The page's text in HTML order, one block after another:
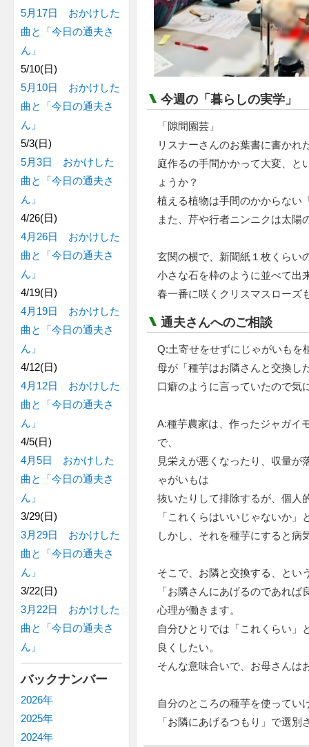
今週の「暮らしの実学」
「隙間園芸」
リスナーさんのお葉書に書かれ
庭作るの手間かかって大変、と
ょうか？
植える植物は手間のかからない
また、芹や行者ニンニクは太陽
玄関の横で、新聞紙１枚くらい
小さな石を枠のように並べて出
春一番に咲くクリスマスローズ
通夫さんへのご相談
Q:土寄せをせずにじゃがいもを
母が「種芋はお隣さんと交換し
口癖のように言っていたので気
A:種芋農家は、作ったジャガイ
で、
見栄えが悪くなったり、収量が
ゃがいもは
抜いたりして排除するが、個人
「これくらはいいじゃないか」
しかし、それを種芋にすると病
そこで、お隣と交換する、とい
「お隣さんにあげるのであれ
心理が働きます。
自分ひとりでは「これくらい」
良くしたい。
そんな意味合いで、お母さんは
自分のところの種芋を使ってい
「お隣にあげるつもり」で選
5月17日 おかけした
曲と「今日の通夫さ
ん」
5/10(日)
5月10日 おかけした
曲と「今日の通夫さ
ん」
5/3(日)
5月3日 おかけした
曲と「今日の通夫さ
ん」
4/26(日)
4月26日 おかけした
曲と「今日の通夫さ
ん」
4/19(日)
4月19日 おかけした
曲と「今日の通夫さ
ん」
4/12(日)
4月12日 おかけした
曲と「今日の通夫さ
ん」
4/5(日)
4月5日 おかけした
曲と「今日の通夫さ
ん」
3/29(日)
3月29日 おかけした
曲と「今日の通夫さ
ん」
3/22(日)
3月22日 おかけした
曲と「今日の通夫さ
ん」
バックナンバー
2026年
2025年
2024年